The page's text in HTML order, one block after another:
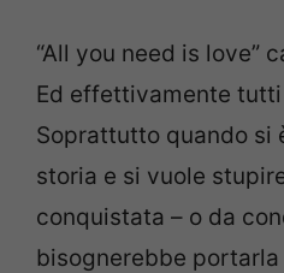
“All you need is love”
Ed effettivamente tutti
Soprattutto quando si
storia e si vuole
conquistata – o da
bisognerebbe portarla